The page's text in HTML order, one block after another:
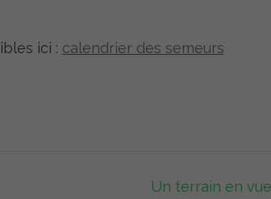
ici : calendrier des semeurs
Un terrain en